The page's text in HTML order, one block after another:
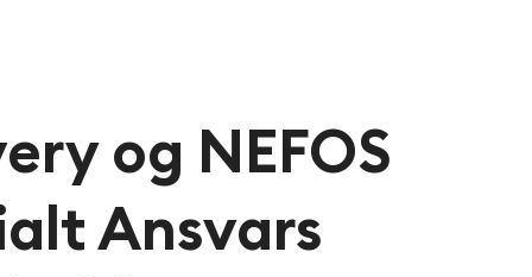
og NEFOS
Ansvars